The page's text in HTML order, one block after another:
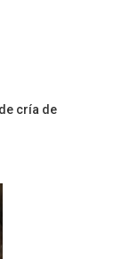
cría de